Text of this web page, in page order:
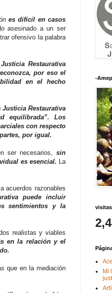
es difícil en casos
asesinado a un ser
ofensivo la palabra
Restaurativa
por eso el
en el hecho
Restaurativa
equilibrada”. Los
con respecto
por igual.
ser necesarios, sin
es esencial. La
acuerdos razonables
puede incluir
sentimientos y la
realistas y viables
en la relación y el
que en la mediación
-
visitas
Mi